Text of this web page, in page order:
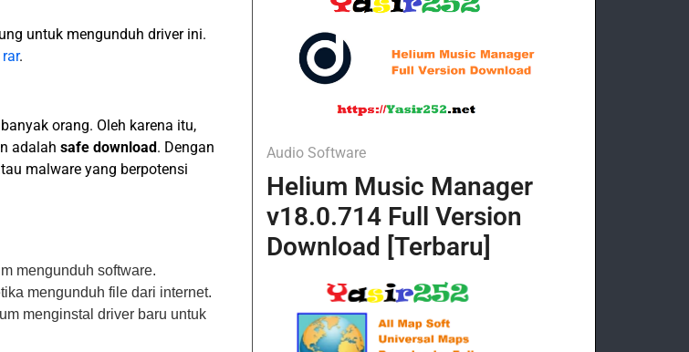
untuk mengunduh driver ini.
.
orang. Oleh karena itu,
adalah safe download. Dengan
malware yang berpotensi
mengunduh software.
mengunduh file dari internet.
menginstal driver baru untuk
Audio Software
Helium Music Manager
v18.0.714 Full Version
Download [Terbaru]